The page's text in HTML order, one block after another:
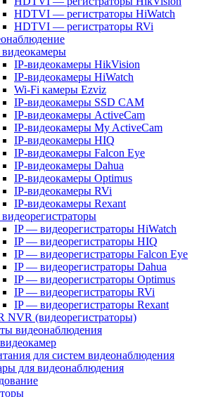
HDTVI — регистраторы HiWatch
HDTVI — регистраторы RVi
видеокамеры
IP-видеокамеры HikVision
IP-видеокамеры HiWatch
Wi-Fi камеры Ezviz
IP-видеокамеры SSD CAM
IP-видеокамеры ActiveCam
IP-видеокамеры My ActiveCam
IP-видеокамеры HIQ
IP-видеокамеры Falcon Eye
IP-видеокамеры Dahua
IP-видеокамеры Optimus
IP-видеокамеры RVi
IP-видеокамеры Rexant
IP — видеорегистраторы HiWatch
IP — видеорегистраторы HIQ
IP — видеорегистраторы Falcon Eye
IP — видеорегистраторы Dahua
IP — видеорегистраторы Optimus
IP — видеорегистраторы RVi
IP — видеорегистраторы Rexant
NVR (видеорегистраторы)
видеонаблюдения
для систем видеонаблюдения
для видеонаблюдения